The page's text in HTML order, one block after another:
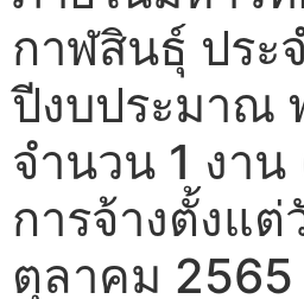
กาฬสินธุ์ ประ
ปีงบประมาณ
จำนวน 1 งาน
การจ้างตั้งแต่
ตุลาคม 2565